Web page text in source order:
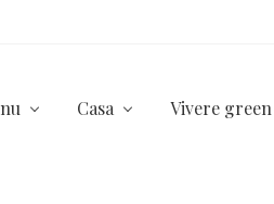
Casa Vivere green